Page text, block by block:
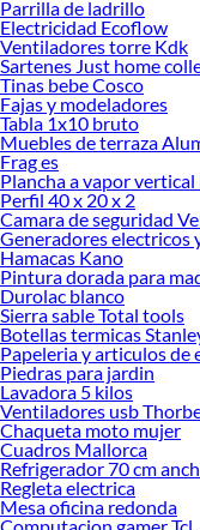
Desde remodelaciones
tus ideas realidad.
Carpas!
Explora la variedad de
Herramientas, materiales y
renovación de espacios.
ofrecerte!
Encuentra una amplia
todo lo necesario para tus
haz tus ideas realidad!
Parrilla de ladrillo
Electricidad Ecoflow
Ventiladores torre Kdk
Sartenes Just home
Tinas bebe Cosco
Fajas y modeladores
Tabla 1x10 bruto
Muebles de terraza
Frag es
Plancha a vapor vertical
Perfil 40 x 20 x 2
Camara de seguridad
Generadores electricos
Hamacas Kano
Pintura dorada para
Durolac blanco
Sierra sable Total tools
Botellas termicas
Papeleria y articulos
Piedras para jardin
Lavadora 5 kilos
Ventiladores usb
Chaqueta moto mujer
Cuadros Mallorca
Refrigerador 70 cm
Regleta electrica
Mesa oficina redonda
Computacion gamer Tcl